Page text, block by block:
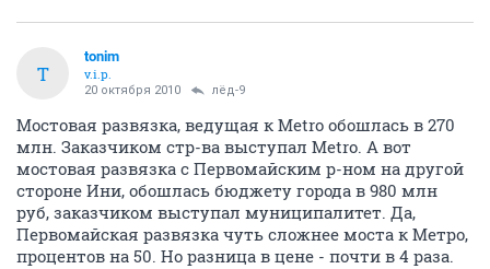
T
tonim
v.i.p.
20 октября 2010 лёд-9
Мостовая развязка, ведущая к Metro обошлась в 270
млн. Заказчиком стр-ва выступал Metro. А вот
мостовая развязка с Первомайским р-ном на другой
стороне Ини, обошлась бюджету города в 980 млн
руб, заказчиком выступал муниципалитет. Да,
Первомайская развязка чуть сложнее моста к Метро,
процентов на 50. Но разница в цене - почти в 4 раза.